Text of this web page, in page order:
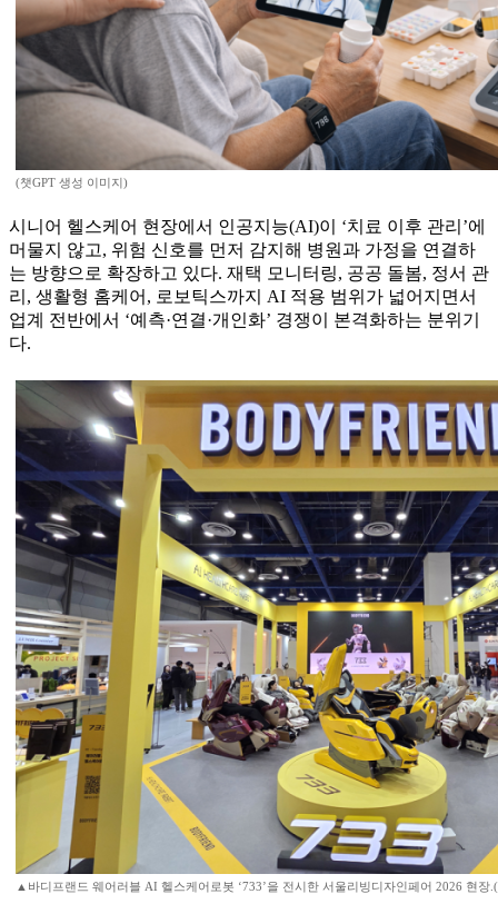
(챗GPT 생성 이미지)
시니어 헬스케어 현장에서 인공지능(AI)이 ‘치료 이후 관리’에
머물지 않고, 위험 신호를 먼저 감지해 병원과 가정을 연결하
는 방향으로 확장하고 있다. 재택 모니터링, 공공 돌봄, 정서 관
리, 생활형 홈케어, 로보틱스까지 AI 적용 범위가 넓어지면서
업계 전반에서 ‘예측·연결·개인화’ 경쟁이 본격화하는 분위기
다.
▲바디프랜드 웨어러블 AI 헬스케어로봇 ‘733’을 전시한 서울리빙디자인페어 2026 현장